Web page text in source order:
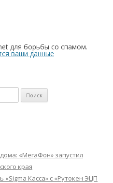
для борьбы со спамом.
ваши данные
«МегаФон» запустил
края
Касса» с «Рутокен ЭЦП